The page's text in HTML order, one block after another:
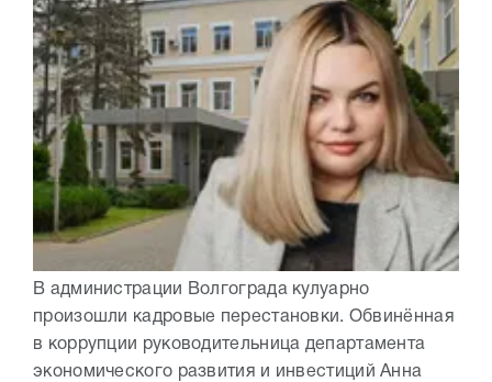
В администрации Волгограда кулуарно
произошли кадровые перестановки. Обвинённая
в коррупции руководительница департамента
экономического развития и инвестиций Анна